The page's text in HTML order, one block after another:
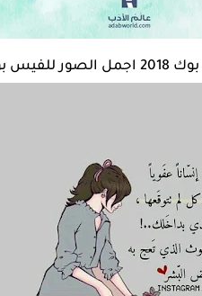
للنشر